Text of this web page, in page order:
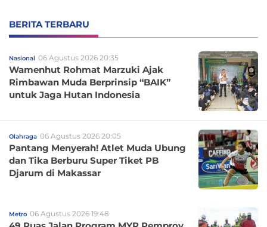
BERITA TERBARU
Nasional 06 Agustus 2026 20:35
Wamenhut Rohmat Marzuki Ajak
Rimbawan Muda Berprinsip “BAIK”
untuk Jaga Hutan Indonesia
Olahraga 06 Agustus 2026 20:05
Pantang Menyerah! Atlet Muda Ubung
dan Tika Berburu Super Tiket PB
Djarum di Makassar
Metro 06 Agustus 2026 19:48